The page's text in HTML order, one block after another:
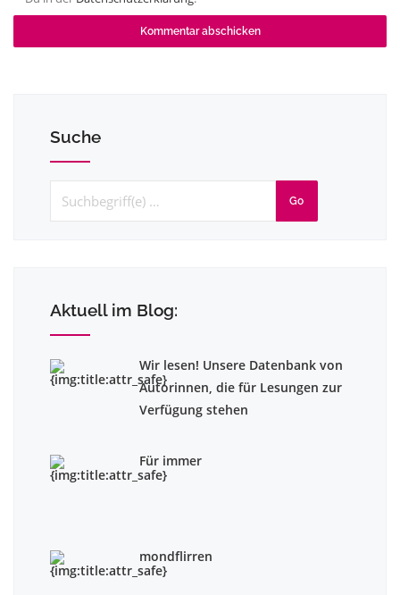
Suche
Go
Aktuell im Blog:
Wir lesen! Unsere Datenbank von
Autorinnen, die für Lesungen zur
Verfügung stehen
Für immer
mondflirren